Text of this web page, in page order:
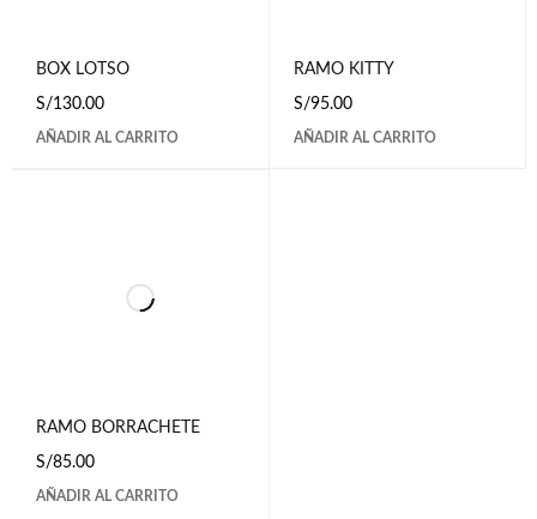
BOX LOTSO
S/130.00
AÑADIR AL CARRITO
RAMO KITTY
S/95.00
AÑADIR AL CARRITO
RAMO BORRACHETE
S/85.00
AÑADIR AL CARRITO